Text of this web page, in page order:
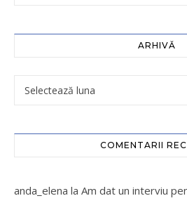
ARHIVĂ
COMENTARII
anda_elena la Am dat un interviu